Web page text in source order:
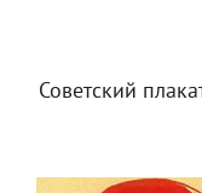
Советский